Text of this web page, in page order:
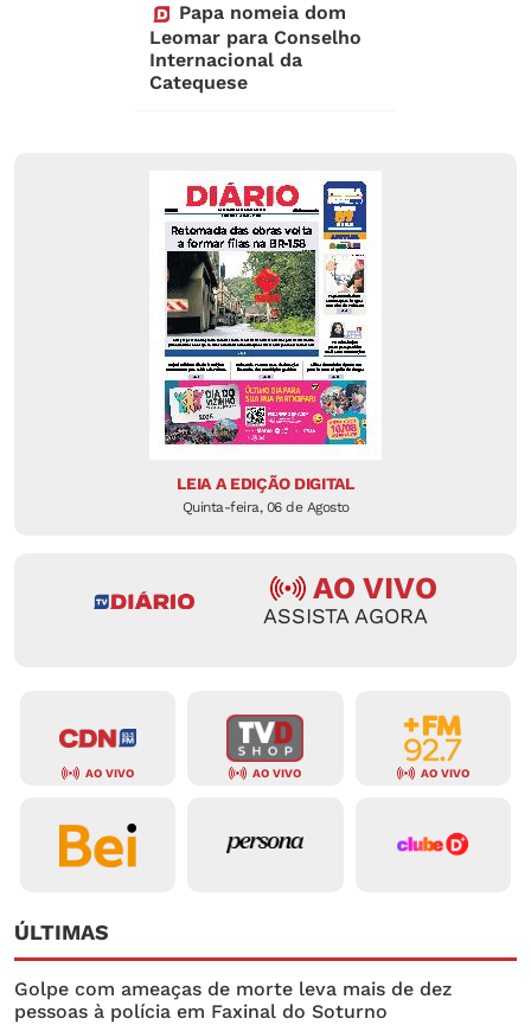
Papa nomeia dom
Leomar para Conselho
Internacional da
Catequese
LEIA A EDIÇÃO DIGITAL
Quinta-feira, 06 de Agosto
AO VIVO
ASSISTA AGORA
AO VIVO AO VIVO AO VIVO
ÚLTIMAS
Golpe com ameaças de morte leva mais de dez
pessoas à polícia em Faxinal do Soturno